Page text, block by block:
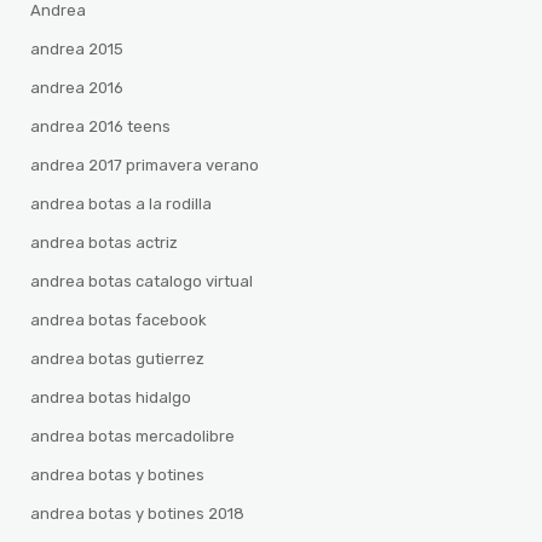
Andrea
andrea 2015
andrea 2016
andrea 2016 teens
andrea 2017 primavera verano
andrea botas a la rodilla
andrea botas actriz
andrea botas catalogo virtual
andrea botas facebook
andrea botas gutierrez
andrea botas hidalgo
andrea botas mercadolibre
andrea botas y botines
andrea botas y botines 2018